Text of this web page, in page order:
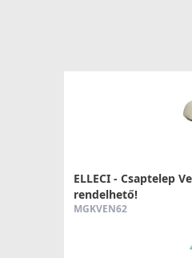
ELLECI - Csaptelep
rendelhető!
MGKVEN62